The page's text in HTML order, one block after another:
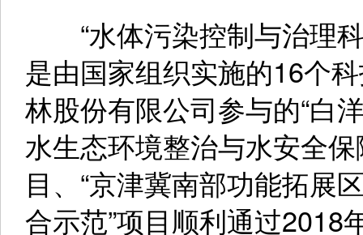
“水体污染控制与治理科
是由国家组织实施的16个
林股份有限公司参与的“白
水生态环境整治与水安全
目、“京津冀南部功能拓展
合示范”项目顺利通过2018